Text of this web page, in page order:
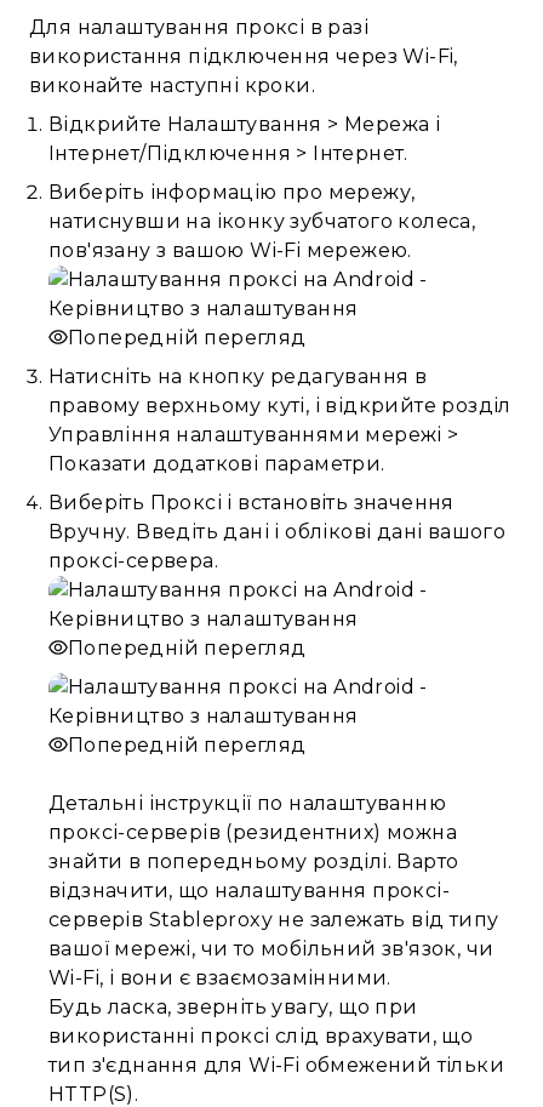
Для налаштування проксі в разі
використання підключення через Wi-Fi,
виконайте наступні кроки.
Відкрийте Налаштування > Мережа і
Інтернет/Підключення > Інтернет.
Виберіть інформацію про мережу,
натиснувши на іконку зубчатого колеса,
пов'язану з вашою Wi-Fi мережею.
Попередній перегляд
Натисніть на кнопку редагування в
правому верхньому куті, і відкрийте розділ
Управління налаштуваннями мережі >
Показати додаткові параметри.
Виберіть Проксі і встановіть значення
Вручну. Введіть дані і облікові дані вашого
проксі-сервера.
Попередній перегляд
Попередній перегляд
Детальні інструкції по налаштуванню
проксі-серверів (резидентних) можна
знайти в попередньому розділі. Варто
відзначити, що налаштування проксі-
серверів Stableproxy не залежать від типу
вашої мережі, чи то мобільний зв'язок, чи
Wi-Fi, і вони є взаємозамінними.
Будь ласка, зверніть увагу, що при
використанні проксі слід врахувати, що
тип з'єднання для Wi-Fi обмежений тільки
HTTP(S).